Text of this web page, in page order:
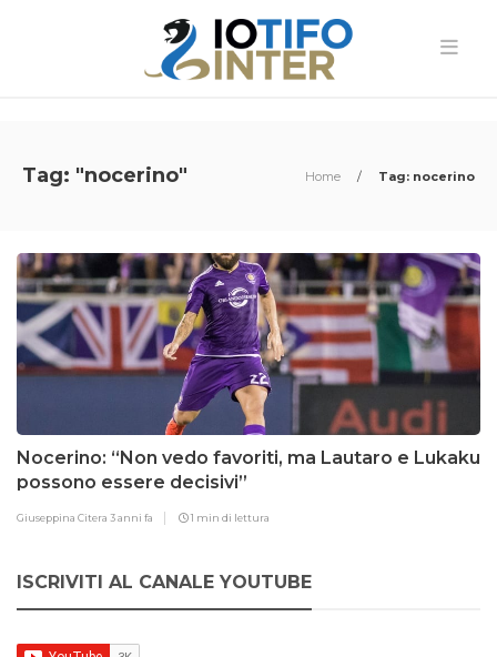
Tag: "nocerino" Home / Tag: nocerino
Nocerino: “Non vedo favoriti, ma Lautaro e Lukaku
possono essere decisivi”
Giuseppina Citera 3 anni fa 1 min di lettura
ISCRIVITI AL CANALE YOUTUBE